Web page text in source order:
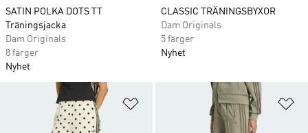
SATIN POLKA DOTS TT
Träningsjacka
Dam Originals
8 färger
Nyhet
CLASSIC TRÄNINGSBYXOR
Dam Originals
5 färger
Nyhet
Lägg till på önskelistan